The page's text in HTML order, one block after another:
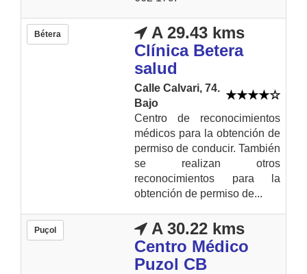
Bétera
A 29.43 kms
Clínica Betera
salud
Calle Calvari, 74.
Bajo
Centro de reconocimientos
médicos para la obtención de
permiso de conducir. También
se realizan otros
reconocimientos para la
obtención de permiso de...
Puçol
A 30.22 kms
Centro Médico
Puzol CB